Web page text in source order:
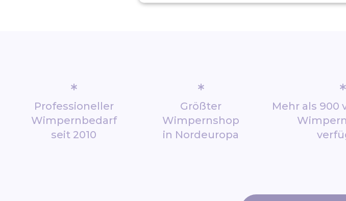
*
Professioneller
Wimpernbedarf
seit 2010
*
Größter
Wimpernshop
in Nordeuropa
*
Mehr als 900